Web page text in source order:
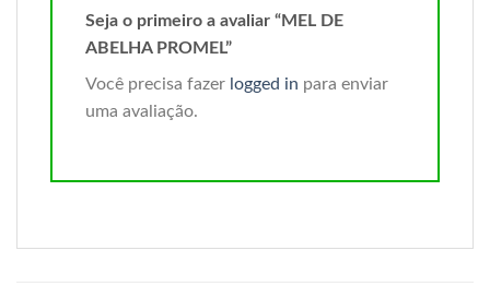
Seja o primeiro a avaliar “MEL DE
ABELHA PROMEL”
Você precisa fazer logged in para enviar
uma avaliação.